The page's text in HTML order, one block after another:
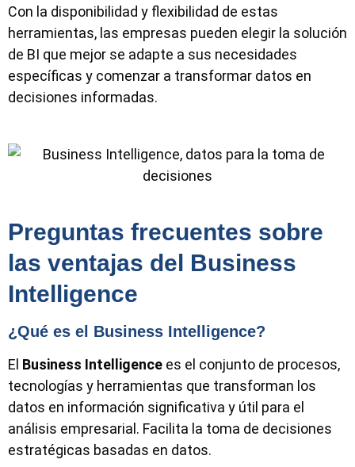
Con la disponibilidad y flexibilidad de estas
herramientas, las empresas pueden elegir la solución
de BI que mejor se adapte a sus necesidades
específicas y comenzar a transformar datos en
decisiones informadas.
Preguntas frecuentes sobre
las ventajas del Business
Intelligence
¿Qué es el Business Intelligence?
El Business Intelligence es el conjunto de procesos,
tecnologías y herramientas que transforman los
datos en información significativa y útil para el
análisis empresarial. Facilita la toma de decisiones
estratégicas basadas en datos.